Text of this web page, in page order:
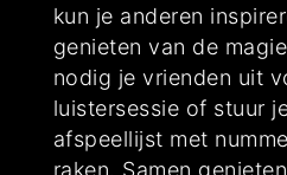
kun je anderen
genieten van de
nodig je vrienden uit
luistersessie of stuur
afspeellijst met